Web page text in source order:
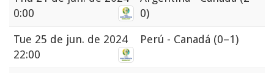
0:00
0)
Tue 25 de jun. de 2024
22:00
Perú - Canadá (0–1)